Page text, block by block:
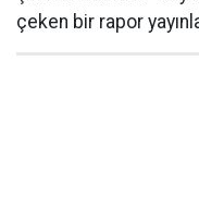
çeken bir rapor